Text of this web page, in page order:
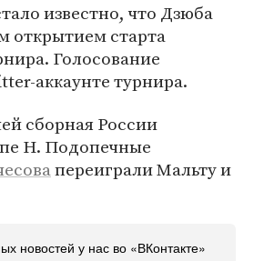
известно, что Дзюба
открытием старта
Голосование
аккаунте турнира.
сборная России
H. Подопечные
переиграли Мальту и
новостей у нас во «ВКонтакте»